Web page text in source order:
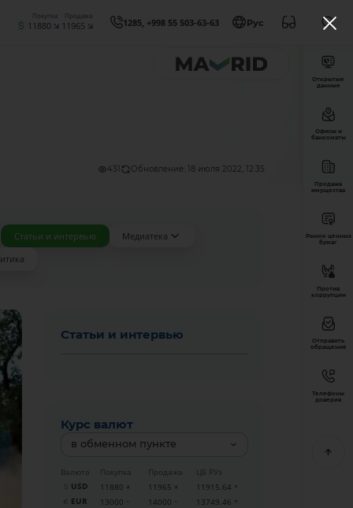
Покупка
11880
Продажа
11965 1285, +998 55 503-63-63 Рус
431 Обновление: 18 июля 2022, 12:35
Статьи и интервью
Медиатека
Статьи и интервью
Курс валют
в обменном пункте
Валюта Покупка Продажа
ЦБ РУз
USD
11880 11965
11915.64
EUR
13000 14000
13749.46
Открытые
данные
Офисы и
банкоматы
Продажа
имущества
Рынок ценных
бумаг
Против
коррупции
Отправить
обращение
Телефоны
доверия